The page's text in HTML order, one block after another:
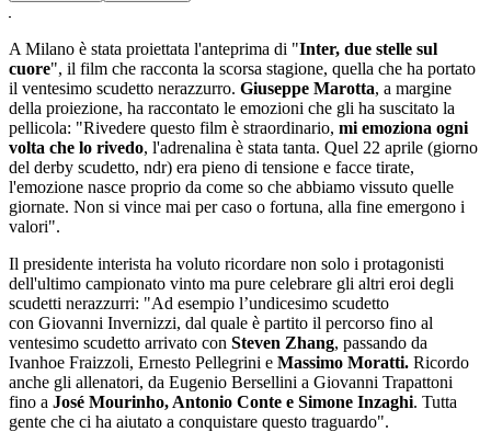
A Milano è stata proiettata l'anteprima di "Inter, due stelle sul
cuore", il film che racconta la scorsa stagione, quella che ha portato
il ventesimo scudetto nerazzurro. Giuseppe Marotta, a margine
della proiezione, ha raccontato le emozioni che gli ha suscitato la
pellicola: "Rivedere questo film è straordinario, mi emoziona ogni
volta che lo rivedo, l'adrenalina è stata tanta. Quel 22 aprile (giorno
del derby scudetto, ndr) era pieno di tensione e facce tirate,
l'emozione nasce proprio da come so che abbiamo vissuto quelle
giornate. Non si vince mai per caso o fortuna, alla fine emergono i
valori".
Il presidente interista ha voluto ricordare non solo i protagonisti
dell'ultimo campionato vinto ma pure celebrare gli altri eroi degli
scudetti nerazzurri: "Ad esempio l’undicesimo scudetto
con Giovanni Invernizzi, dal quale è partito il percorso fino al
ventesimo scudetto arrivato con Steven Zhang, passando da
Ivanhoe Fraizzoli, Ernesto Pellegrini e Massimo Moratti. Ricordo
anche gli allenatori, da Eugenio Bersellini a Giovanni Trapattoni
fino a José Mourinho, Antonio Conte e Simone Inzaghi. Tutta
gente che ci ha aiutato a conquistare questo traguardo".